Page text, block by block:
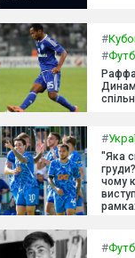
#
#
#
"Яка
чому
#